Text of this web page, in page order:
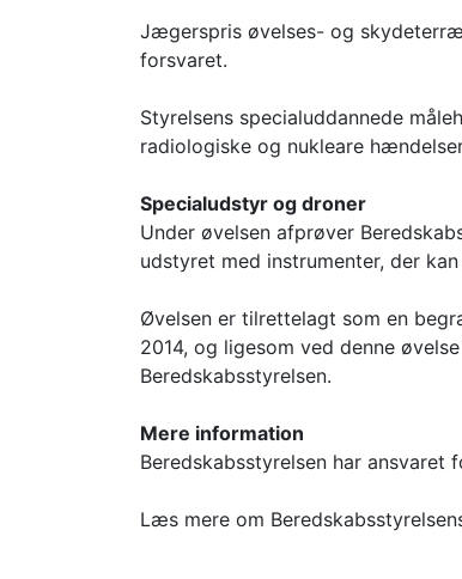
Jægerspris øvelses- og
forsvaret.
Styrelsens specialuddannede
radiologiske og nukleare
Specialudstyr og droner
Under øvelsen afprøver
udstyret med instrumenter, der
Øvelsen er tilrettelagt som en
2014, og ligesom ved denne
Beredskabsstyrelsen.
Mere information
Beredskabsstyrelsen har ansvaret
Læs mere om